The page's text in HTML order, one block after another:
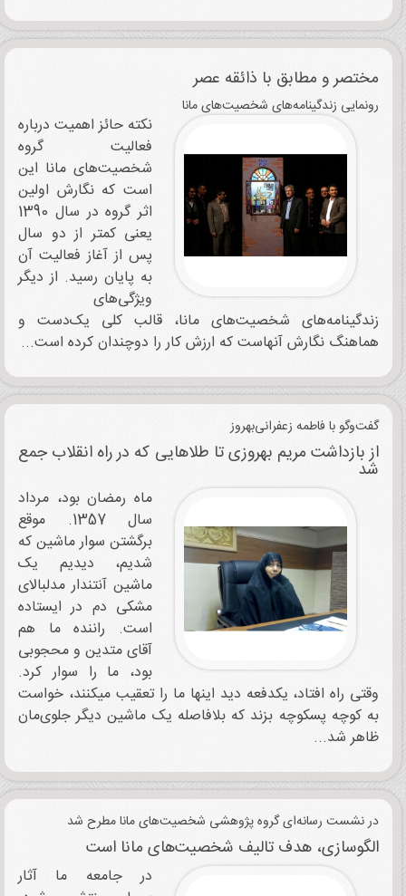
مختصر و مطابق با ذائقه عصر
رونمایی زندگینامه‌های شخصیت‌های مانا
نکته حائز اهمیت درباره
فعالیت گروه
شخصیت‌های مانا این
است که نگارش اولین
اثر گروه در سال 1390
یعنی کمتر از دو سال
پس از آغاز فعالیت آن
به پایان رسید. از دیگر
ویژگی‌های
زندگینامه‌های شخصیت‌های مانا، قالب کلی یک‌دست و
هماهنگ نگارش آنهاست که ارزش کار را دوچندان کرده است...
گفت‌وگو با فاطمه زعفرانی‌بهروز
از بازداشت مریم بهروزی تا طلاهایی که در راه انقلاب جمع
شد
ماه رمضان بود، مرداد
سال 1357. موقع
برگشتن سوار ماشین که
شدیم، دیدیم یک
ماشین آنتن‎دار مدل‎بالای
مشکی دم در ایستاده
است. راننده ما هم
آقای متدین و محجوبی
بود، ما را سوار کرد.
وقتی راه افتاد، یک‎دفعه دید اینها ما را تعقیب می‎کنند، خواست
به کوچه پس‎کوچه بزند که بلافاصله یک ماشین دیگر جلوی‌مان
ظاهر شد...
در نشست رسانه‌ای گروه پژوهشی شخصیت‌های مانا مطرح شد
الگوسازی، هدف تالیف شخصیت‌های مانا است
در جامعه ما آثار